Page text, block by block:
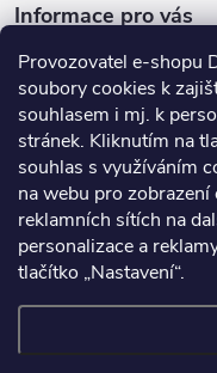
Provozovatel e-shopu
soubory cookies k
souhlasem i mj. k
stránek. Kliknutím na
souhlas s využíváním
na webu pro
reklamních sítích na
personalizace a
tlačítko „Nastavení“.
Informace pro vás
Dotazník
Co
Počet hlasů:437
Facebook